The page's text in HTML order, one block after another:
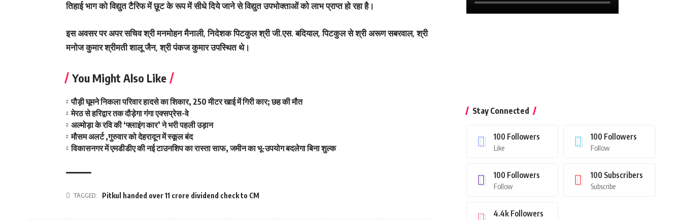
तिहाई भाग को विद्युत टैरिफ में छूट के रूप में सीधे दिये जाने से विद्युत उपभोक्ताओं को लाभ प्राप्त हो रहा है।
इस अवसर पर अपर सचिव श्री मनमोहन मैनाली, निदेशक पिटकुल श्री जी.एस. बदियाल, पिटकुल से श्री अरूण सबरवाल, श्री
मनोज कुमार श्रीमती शालू जैन, श्री पंकज कुमार उपस्थित थे।
You Might Also Like
पौड़ी घूमने निकला परिवार हादसे का शिकार, 250 मीटर खाई में गिरी कार; छह की मौत
मेरठ से हरिद्वार तक दौड़ेगा गंगा एक्सप्रेस-वे
अल्मोड़ा के रवि की ‘फ्लाइंग कार’ ने भरी पहली उड़ान
मौसम अलर्ट ,गुरुवार को देहरादून में स्कूल बंद
विकासनगर में एमडीडीए की नई टाउनशिप का रास्ता साफ, जमीन का भू-उपयोग बदलेगा बिना शुल्क
TAGGED: Pitkul handed over 11 crore dividend check to CM
Stay Connected
100 Followers
Like
100 Followers
Follow
100 Followers
Follow
100 Subscribers
Subscribe
4.4k Followers